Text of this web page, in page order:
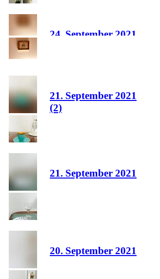
24. September 2021
21. September 2021
(2)
21. September 2021
20. September 2021